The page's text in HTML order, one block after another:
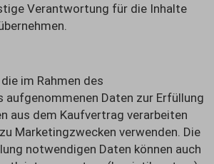
Verantwortung für die Inhalte
im Rahmen des
Daten zur Erfüllung
aus dem Kaufvertrag verarbeiten
Marketingzwecken verwenden. Die
notwendigen Daten können auch